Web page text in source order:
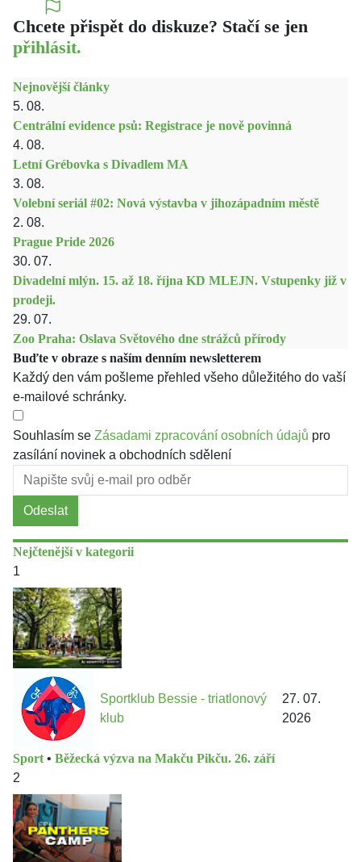
Chcete přispět do diskuze? Stačí se jen
přihlásit.
Nejnovější články
5. 08.
Centrální evidence psů: Registrace je nově povinná
4. 08.
Letní Grébovka s Divadlem MA
3. 08.
Volební seriál #02: Nová výstavba v jihozápadním městě
2. 08.
Prague Pride 2026
30. 07.
Divadelní mlýn. 15. až 18. října KD MLEJN. Vstupenky již v
prodeji.
29. 07.
Zoo Praha: Oslava Světového dne strážců přírody
Buďte v obraze s naším denním newsletterem
Každý den vám pošleme přehled všeho důležitého do vaší
e-mailové schránky.
Souhlasím se Zásadami zpracování osobních údajů pro
zasílání novinek a obchodních sdělení
Odeslat
Nejčtenější v kategorii
1
Sportklub Bessie - triatlonový
klub
27. 07.
2026
Sport • Běžecká výzva na Makču Pikču. 26. září
2